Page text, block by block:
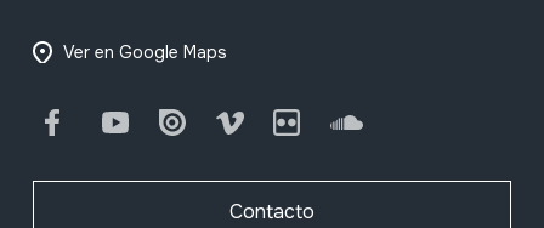
Ver en Google Maps
FacebookYoutube Issuu Vimeo Flickr SoundCloud
Contacto